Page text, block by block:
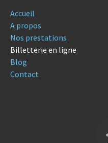
Accueil
A propos
Nos prestations
Billetterie en ligne
Blog
Contact